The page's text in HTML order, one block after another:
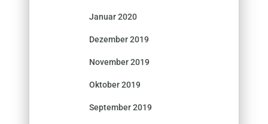
Januar 2020
Dezember 2019
November 2019
Oktober 2019
September 2019